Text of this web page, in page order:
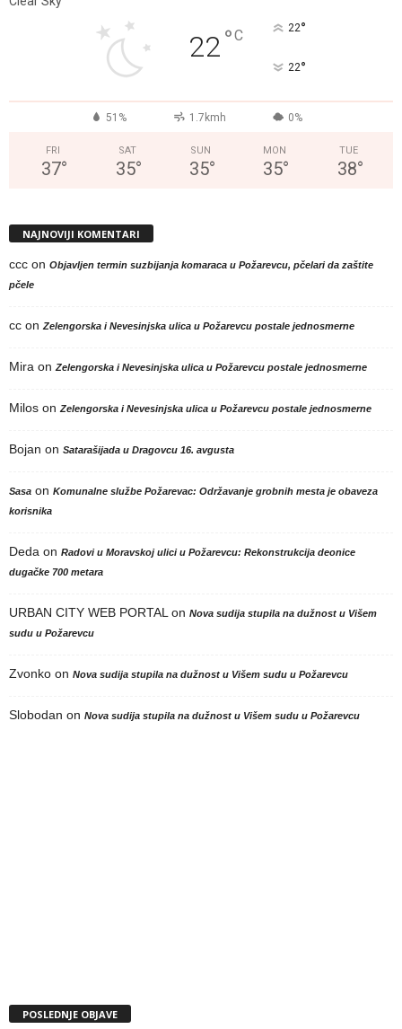
22°C 22°
22°
51% 1.7kmh 0%
FRI
37°
SAT
35°
SUN
35°
MON
35°
TUE
38°
NAJNOVIJI KOMENTARI
ccc on Objavljen termin suzbijanja komaraca u Požarevcu, pčelari da zaštite
pčele
cc on Zelengorska i Nevesinjska ulica u Požarevcu postale jednosmerne
Mira on Zelengorska i Nevesinjska ulica u Požarevcu postale jednosmerne
Milos on Zelengorska i Nevesinjska ulica u Požarevcu postale jednosmerne
Bojan on Satarašijada u Dragovcu 16. avgusta
Sasa on Komunalne službe Požarevac: Održavanje grobnih mesta je obaveza
korisnika
Deda on Radovi u Moravskoj ulici u Požarevcu: Rekonstrukcija deonice
dugačke 700 metara
URBAN CITY WEB PORTAL on Nova sudija stupila na dužnost u Višem
sudu u Požarevcu
Zvonko on Nova sudija stupila na dužnost u Višem sudu u Požarevcu
Slobodan on Nova sudija stupila na dužnost u Višem sudu u Požarevcu
POSLEDNJE OBJAVE